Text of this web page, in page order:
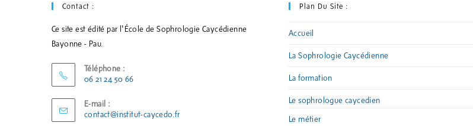
Contact :
Ce site est édité par l'École de Sophrologie Caycédienne
Bayonne - Pau.
Téléphone :
06 21 24 50 66
E-mail :
contact@institut-caycedo.fr
Plan Du Site :
Accueil
La Sophrologie Caycédienne
La formation
Le sophrologue caycedien
Le métier